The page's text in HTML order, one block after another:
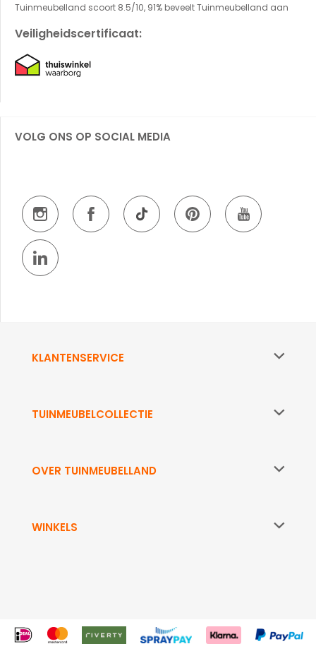
Tuinmeubelland scoort 8.5/10, 91% beveelt Tuinmeubelland aan
Veiligheidscertificaat:
VOLG ONS OP SOCIAL MEDIA
KLANTENSERVICE
TUINMEUBELCOLLECTIE
OVER TUINMEUBELLAND
WINKELS